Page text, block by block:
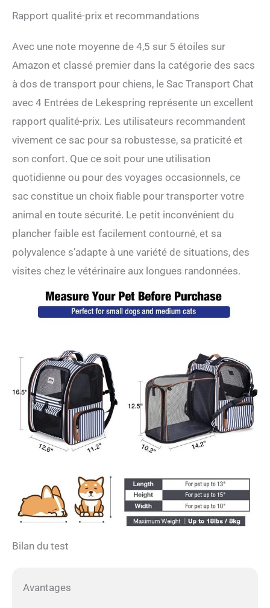
Rapport qualité-prix et recommandations
Avec une note moyenne de 4,5 sur 5 étoiles sur
Amazon et classé premier dans la catégorie des sacs
à dos de transport pour chiens, le Sac Transport Chat
avec 4 Entrées de Lekespring représente un excellent
rapport qualité-prix. Les utilisateurs recommandent
vivement ce sac pour sa robustesse, sa praticité et
son confort. Que ce soit pour une utilisation
quotidienne ou pour des voyages occasionnels, ce
sac constitue un choix fiable pour transporter votre
animal en toute sécurité. Le petit inconvénient du
plancher faible est facilement contourné, et sa
polyvalence s’adapte à une variété de situations, des
visites chez le vétérinaire aux longues randonnées.
Bilan du test
Avantages